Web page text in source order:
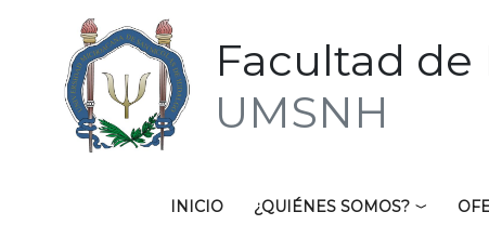
Facultad de
UMSNH
INICIO ¿QUIÉNES SOMOS?